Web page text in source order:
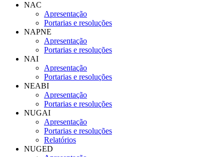
NAC
Apresentação
Portarias e resoluções
NAPNE
Apresentação
Portarias e resoluções
NAI
Apresentação
Portarias e resoluções
NEABI
Apresentação
Portarias e resoluções
NUGAI
Apresentação
Portarias e resoluções
Relatórios
NUGED